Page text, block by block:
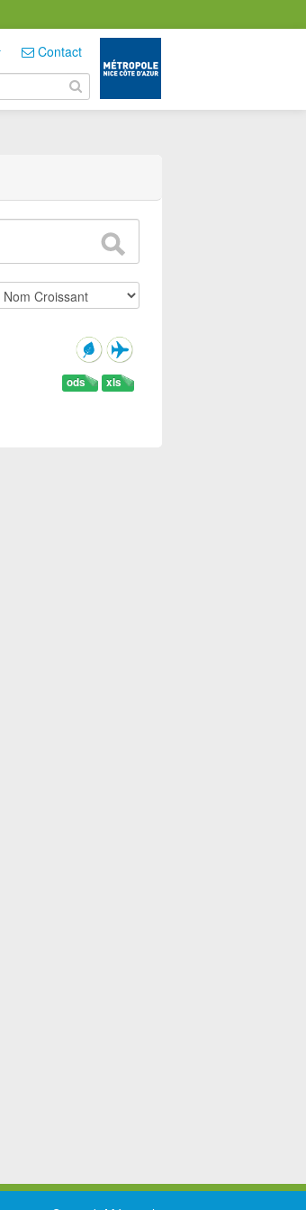
Contact
xls
ods